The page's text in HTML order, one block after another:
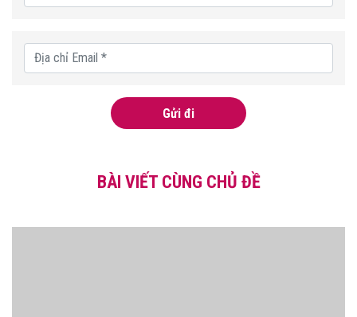
Gửi đi
BÀI VIẾT CÙNG CHỦ ĐỀ